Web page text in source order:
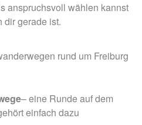
anspruchsvoll wählen kannst
dir gerade ist.
rund um Freiburg
– eine Runde auf dem
einfach dazu